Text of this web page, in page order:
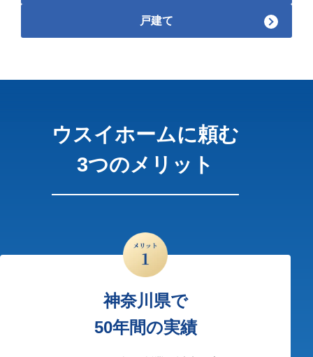
戸建て
ウスイホームに頼む
3つのメリット
神奈川県で
50年間の実績